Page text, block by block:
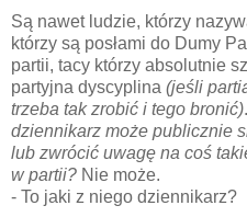
Są nawet ludzie, którzy
którzy są posłami do Dumy
partii, tacy którzy absolutnie
partyjna dyscyplina (jeśli
trzeba tak zrobić i tego bronić)
dziennikarz może publicznie
lub zwrócić uwagę na coś
w partii? Nie może.
- To jaki z niego dziennikarz?